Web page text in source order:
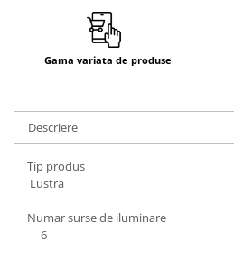
Întrerupătoare Mecanice
Prize Schuko - TV / Date / Media
Prize + Intrerupatoare
Prize si Intrerupatoare
Gama Palmyie Viko
Gama Legrand Niloe
Gama variata de produse
Descriere
Tip produs
Lustra
Numar surse de iluminare
6